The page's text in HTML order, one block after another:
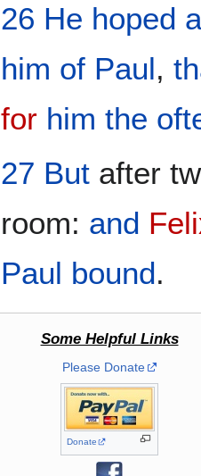
26 He hoped
him of Paul,
for him the
27 But after
room: and
Paul bound.
Some Helpful Links
Please Donate
Donate